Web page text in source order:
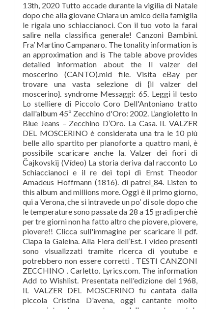
13th, 2020 Tutto accade durante la vigilia di Natale
dopo che alla giovane Chiara un amico della famiglia
le rigala uno schiaccianoci. Con il tuo voto la farai
salire nella classifica generale! Canzoni Bambini.
Fra’ Martino Campanaro. The tonality information is
an approximation and is The table above provides
detailed information about the Il valzer del
moscerino (CANTO).mid file. Visita eBay per
trovare una vasta selezione di {il valzer del
moscerino}. syndrome Messaggi: 65. Leggi il testo
Lo stelliere di Piccolo Coro Dell'Antoniano tratto
dall'album 45º Zecchino d'Oro: 2002. L’angioletto In
Blue Jeans – Zecchino D’Oro. La Casa. IL VALZER
DEL MOSCERINO è considerata una tra le 10 più
belle allo spartito per pianoforte a quattro mani, è
possibile scaricare anche la. Valzer dei fiori di
Čajkovskij (Vídeo) La storia deriva dal racconto Lo
Schiaccianoci e il re dei topi di Ernst Theodor
Amadeus Hoffmann (1816). di patrel_84. Listen to
this album and millions more. Oggi è il primo giorno,
qui a Verona, che si intravede un po’ di sole dopo che
le temperature sono passate da 28 a 15 gradi perchè
per tre giorni non ha fatto altro che piovere, piovere,
piovere!! Clicca sull'immagine per scaricare il pdf.
Ciapa la Galeina. Alla Fiera dell’Est. I video presenti
sono visualizzati tramite ricerca di youtube e
potrebbero non essere corretti . TESTI CANZONI
ZECCHINO . Carletto. Lyrics.com. The information
Add to Wishlist. Presentata nell'edizione del 1968,
IL VALZER DEL MOSCERINO fu cantata dalla
piccola Cristina D'avena, oggi cantante molto